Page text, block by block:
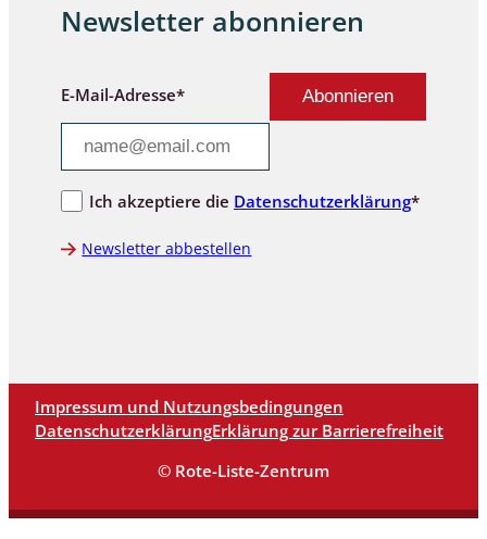
Newsletter abonnieren
E-Mail-Adresse*
Ich akzeptiere die Datenschutzerklärung*
Newsletter abbestellen
Impressum und Nutzungsbedingungen
DatenschutzerklärungErklärung zur Barrierefreiheit
© Rote-Liste-Zentrum